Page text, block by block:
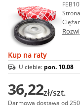
Kup na raty
U ciebie: pon. 10.08
36,22zł/szt.
Darmowa dostawa od 250